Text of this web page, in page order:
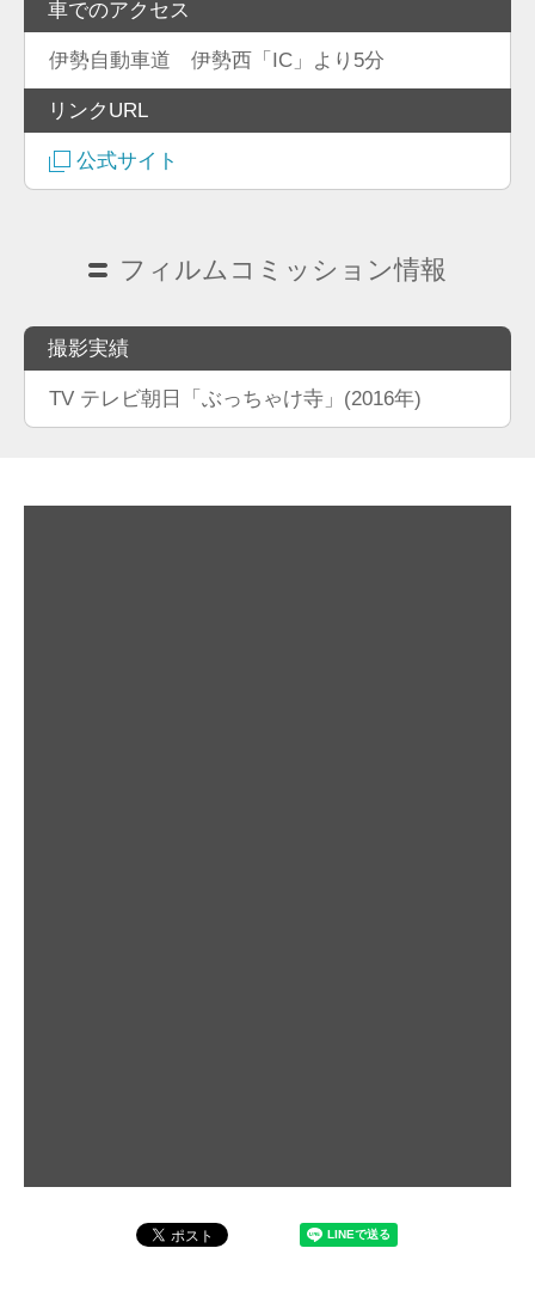
車でのアクセス
伊勢自動車道 伊勢西「IC」より5分
リンクURL
公式サイト
フィルムコミッション情報
撮影実績
TV テレビ朝日「ぶっちゃけ寺」(2016年)